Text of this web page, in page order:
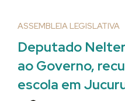
ASSEMBLEIA LEGISLATIVA
Deputado
ao Governo,
escola em